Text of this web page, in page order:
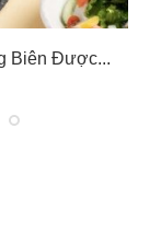
Biên Được...